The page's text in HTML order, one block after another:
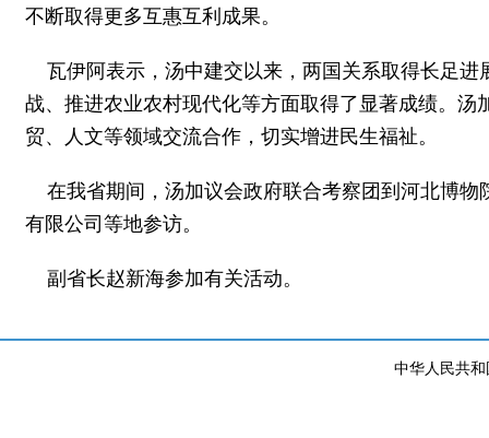
不断取得更多互惠互利成果。
瓦伊阿表示，汤中建交以来，两国关系取得长足
战、推进农业农村现代化等方面取得了显著成绩。
贸、人文等领域交流合作，切实增进民生福祉。
在我省期间，汤加议会政府联合考察团到河北博
有限公司等地参访。
副省长赵新海参加有关活动。
中华人民共